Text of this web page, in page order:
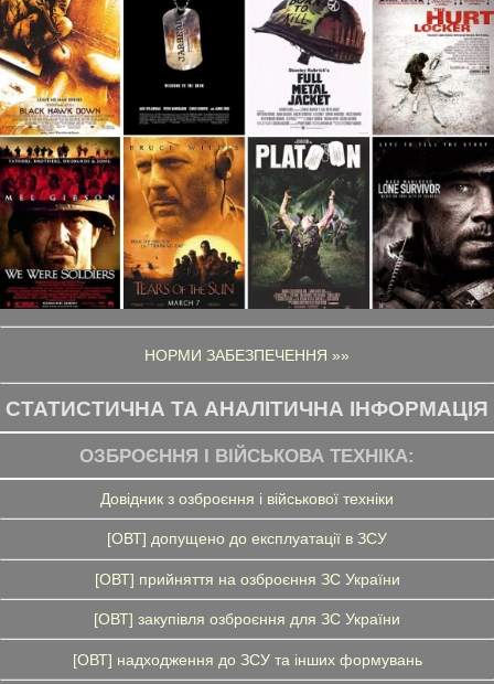
НОРМИ ЗАБЕЗПЕЧЕННЯ »»
СТАТИСТИЧНА ТА АНАЛІТИЧНА ІНФОРМАЦІЯ
ОЗБРОЄННЯ І ВІЙСЬКОВА ТЕХНІКА:
Довідник з озброєння і військової техніки
[ОВТ] допущено до експлуатації в ЗСУ
[ОВТ] прийняття на озброєння ЗС України
[ОВТ] закупівля озброєння для ЗС України
[ОВТ] надходження до ЗСУ та інших формувань